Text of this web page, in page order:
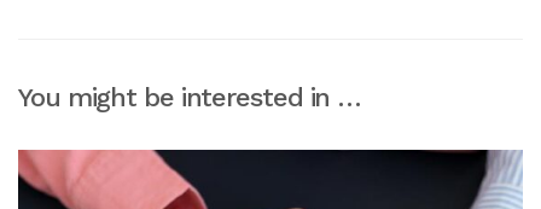
You might be interested in …